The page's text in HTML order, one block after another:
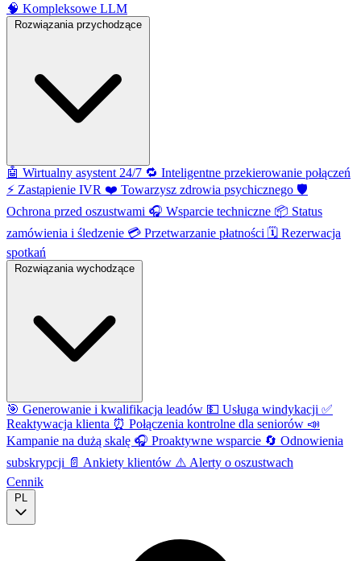
🧠 Kompleksowe LLM
Rozwiązania przychodzące
🤖 Wirtualny asystent 24/7 🔁 Inteligentne przekierowanie połączeń
⚡️ Zastąpienie IVR ❤️ Towarzysz zdrowia psychicznego 🛡️
Ochrona przed oszustwami 🎧 Wsparcie techniczne 📦 Status
zamówienia i śledzenie 💳 Przetwarzanie płatności 🗓️ Rezerwacja
spotkań
Rozwiązania wychodzące
🎯 Generowanie i kwalifikacja leadów 💵 Usługa windykacji ✅
Reaktywacja klienta ⏰ Połączenia kontrolne dla seniorów 📣
Kampanie na dużą skalę 🎧 Proaktywne wsparcie 🔄 Odnowienia
subskrypcji 📄 Ankiety klientów ⚠️ Alerty o oszustwach
Cennik
PL